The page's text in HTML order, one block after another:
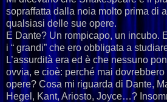
sopraffatta dalla noia molto prima di
qualsiasi delle sue opere.
E Dante? Un rompicapo, un incubo.
i “ grandi” che ero obbligata a
L’assurdità era ed è che nessuno
ovvia, e cioè: perché mai
opere? Cosa mi riguarda di Dante,
Hegel, Kant, Ariosto, Joyce…?